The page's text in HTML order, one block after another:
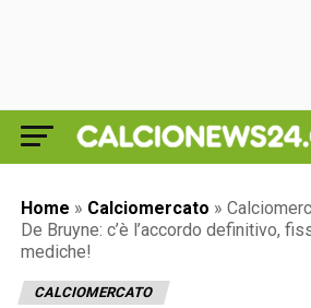
Home » Calciomercato »
De Bruyne: c’è l’accordo definitivo,
mediche!
CALCIOMERCATO